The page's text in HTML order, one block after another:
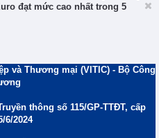
đạt mức cao nhất trong 5
và Thương mại (VITIC) - Bộ Công
thông số 115/GP-TTĐT, cấp
6/2024